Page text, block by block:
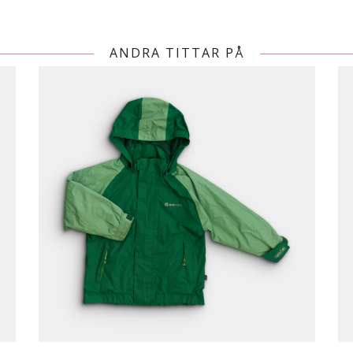
ANDRA TITTAR PÅ